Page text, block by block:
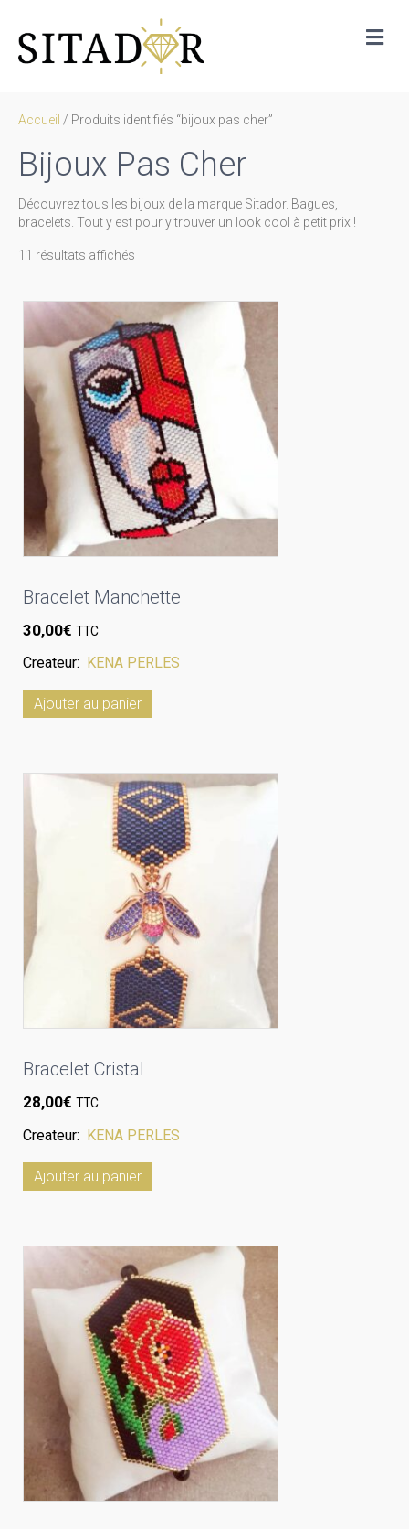
Accueil / Produits identifiés “bijoux pas cher”
Bijoux Pas Cher
Découvrez tous les bijoux de la marque Sitador. Bagues,
bracelets. Tout y est pour y trouver un look cool à petit prix !
11 résultats affichés
décroissant
Bracelet Manchette
30,00€ TTC
Createur: KENA PERLES
Ajouter au panier
Bracelet Cristal
28,00€ TTC
Createur: KENA PERLES
Ajouter au panier